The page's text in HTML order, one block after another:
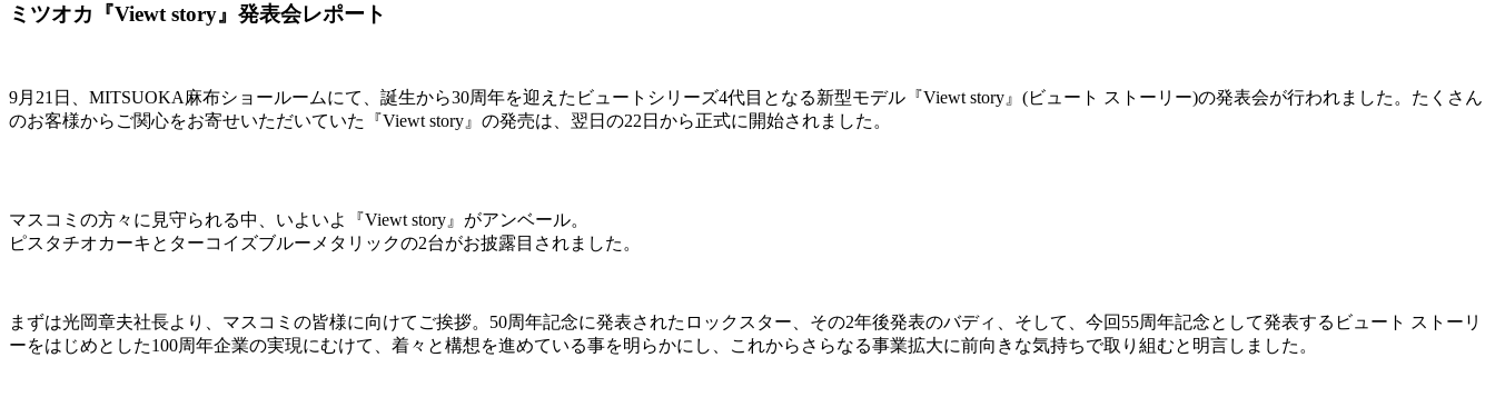
ミツオカ『Viewt story』発表会レポート
9月21日、MITSUOKA麻布ショールームにて、誕生から30周年を迎えたビュートシリーズ4代目となる新型モデル『Viewt story』(ビュート ストーリー)の発表会が行われました。たくさん
のお客様からご関心をお寄せいただいていた『Viewt story』の発売は、翌日の22日から正式に開始されました。
マスコミの方々に見守られる中、いよいよ『Viewt story』がアンベール。
ピスタチオカーキとターコイズブルーメタリックの2台がお披露目されました。
まずは光岡章夫社長より、マスコミの皆様に向けてご挨拶。50周年記念に発表されたロックスター、その2年後発表のバディ、そして、今回55周年記念として発表するビュート ストーリ
ーをはじめとした100周年企業の実現にむけて、着々と構想を進めている事を明らかにし、これからさらなる事業拡大に前向きな気持ちで取り組むと明言しました。